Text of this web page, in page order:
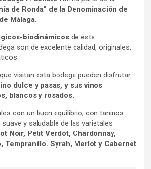
de Ronda” de la Denominación de
Málaga.
biodinámicos de esta
son de excelente calidad, originales,
visitan esta bodega pueden disfrutar
dulce y pasas, y sus vinos
blancos y rosados.
con un buen equilibrio, con taninos
y saludable de las varietales
Noir, Petit Verdot, Chardonnay,
Tempranillo. Syrah, Merlot y Cabernet